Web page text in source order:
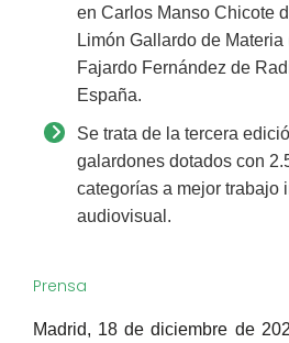
en Carlos Manso Chicote
Limón Gallardo de
Fajardo Fernández de
España.
Se trata de la tercera
galardones dotados con
categorías a mejor trabajo
audiovisual.
Prensa
Madrid, 18 de diciembre de